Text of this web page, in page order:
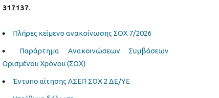
317137.
Πλήρες κείμενο ανακοίνωσης ΣΟΧ 7/2026
Παράρτημα Ανακοινώσεων Συμβάσεων
Ορισμένου Χρόνου (ΣΟΧ)
Έντυπο αίτησης ΑΣΕΠ ΣΟΧ 2 ΔΕ/ΥΕ